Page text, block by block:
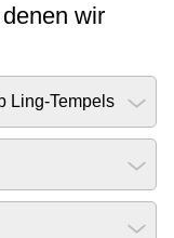
wir
Ling-Tempels